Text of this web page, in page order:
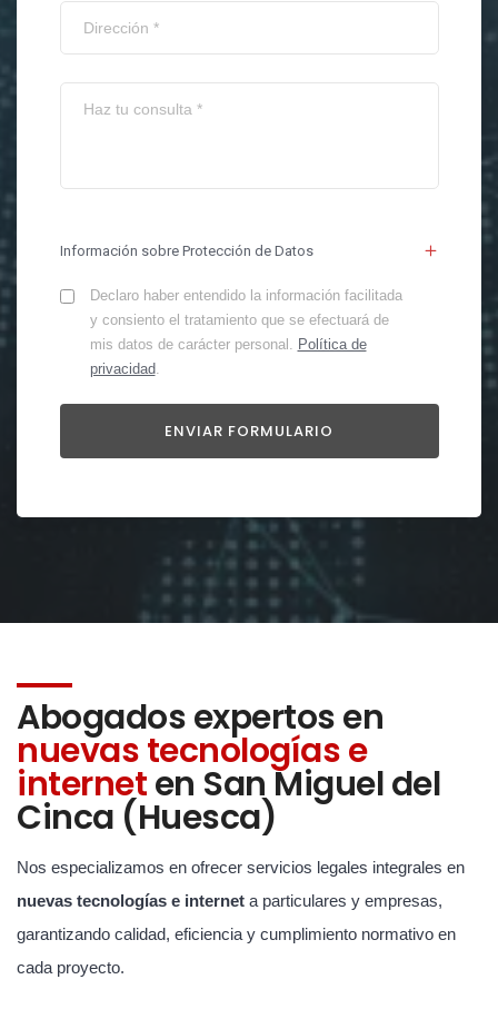
Información sobre Protección de Datos
Declaro haber entendido la información facilitada
y consiento el tratamiento que se efectuará de
mis datos de carácter personal. Política de
privacidad.
Abogados expertos en
nuevas tecnologías e
interneten San Miguel del
Cinca (Huesca)
Nos especializamos en ofrecer servicios legales integrales en
nuevas tecnologías e internet a particulares y empresas,
garantizando calidad, eficiencia y cumplimiento normativo en
cada proyecto.